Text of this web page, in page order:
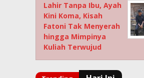
Lahir Tanpa Ibu, Ayah
Kini Koma, Kisah
Fatoni Tak Menyerah
hingga Mimpinya
Kuliah Terwujud